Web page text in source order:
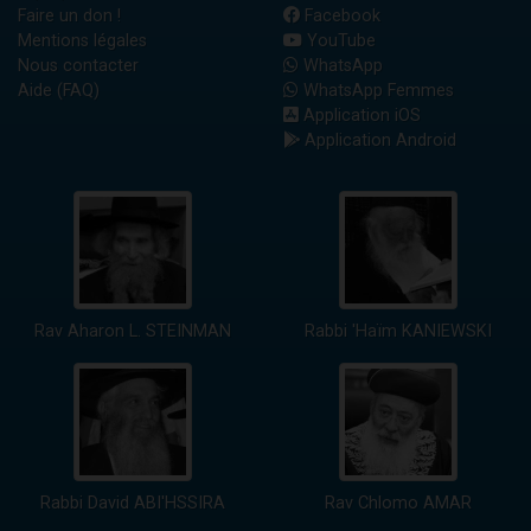
Faire un don !
Mentions légales
Nous contacter
Aide (FAQ)
Facebook
YouTube
WhatsApp
WhatsApp Femmes
Application iOS
Application Android
Rav Aharon L. STEINMAN Rabbi 'Haïm KANIEWSKI
Rabbi David ABI'HSSIRA Rav Chlomo AMAR